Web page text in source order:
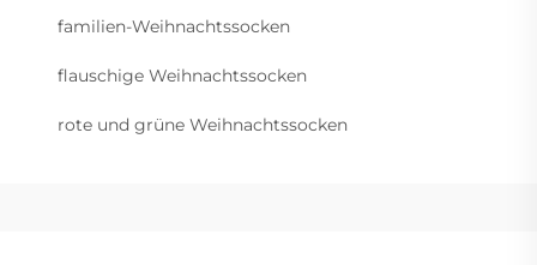
familien-Weihnachtssocken
flauschige Weihnachtssocken
rote und grüne Weihnachtssocken